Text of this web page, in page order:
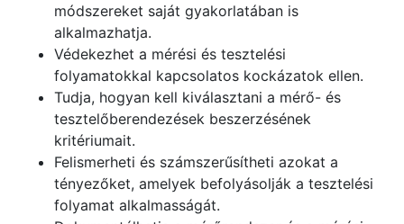
módszereket saját gyakorlatában is
alkalmazhatja.
Védekezhet a mérési és tesztelési
folyamatokkal kapcsolatos kockázatok ellen.
Tudja, hogyan kell kiválasztani a mérő- és
tesztelőberendezések beszerzésének
kritériumait.
Felismerheti és számszerűsítheti azokat a
tényezőket, amelyek befolyásolják a tesztelési
folyamat alkalmasságát.